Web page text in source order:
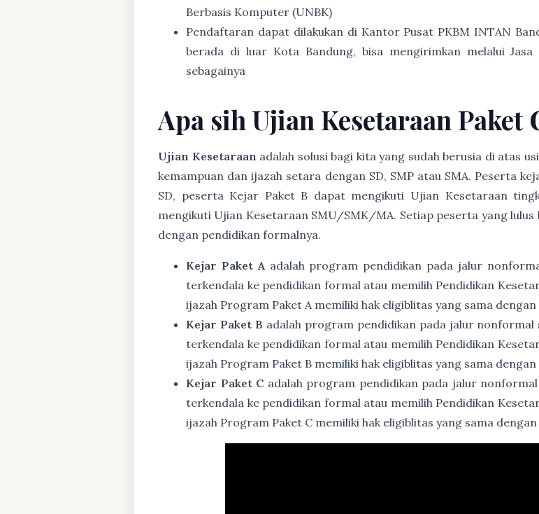
Berbasis Komputer (UNBK)
Pendaftaran dapat dilakukan di Kantor Pusat PKBM INTAN
berada di luar Kota Bandung, bisa mengirimkan melalui
sebagainya
Apa sih Ujian Kesetaraan Paket
Ujian Kesetaraan adalah solusi bagi kita yang sudah berusia di atas
kemampuan dan ijazah setara dengan SD, SMP atau SMA. Peserta
SD, peserta Kejar Paket B dapat mengikuti Ujian Kesetaraan
mengikuti Ujian Kesetaraan SMU/SMK/MA. Setiap peserta yang
dengan pendidikan formalnya.
Kejar Paket A adalah program pendidikan pada jalur
terkendala ke pendidikan formal atau memilih Pendidikan
ijazah Program Paket A memiliki hak eligiblitas yang sama
Kejar Paket B adalah program pendidikan pada jalur
terkendala ke pendidikan formal atau memilih Pendidikan
ijazah Program Paket B memiliki hak eligiblitas yang sama
Kejar Paket C adalah program pendidikan pada jalur
terkendala ke pendidikan formal atau memilih Pendidikan
ijazah Program Paket C memiliki hak eligiblitas yang sama